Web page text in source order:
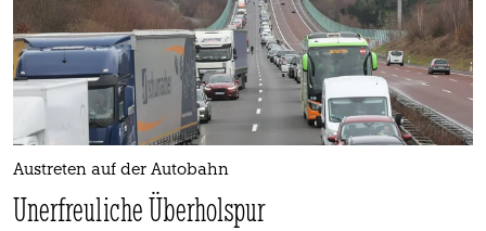
Austreten auf der Autobahn
Unerfreuliche Überholspur